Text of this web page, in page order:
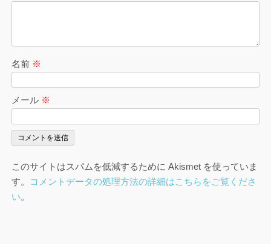
名前 ※
メール ※
このサイトはスパムを低減するために Akismet を使っていま
す。
コメントデータの処理方法の詳細はこちらをご覧くださ
い。